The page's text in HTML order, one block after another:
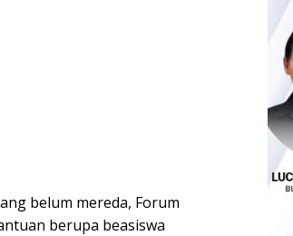
belum mereda, Forum
berupa beasiswa